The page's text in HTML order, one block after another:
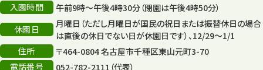
平和公園
森のとこやさん
再生
入園時間
午前9時～午後4時30分（閉園は午後4時50分）
休園日
月曜日（ただし月曜日が国民の祝日または振替休日の場合
は直後の休日でない日が休園日です）、12/29～1/1
住所
〒464-0804 名古屋市千種区東山元町3-70
電話番号
052-782-2111（代表）